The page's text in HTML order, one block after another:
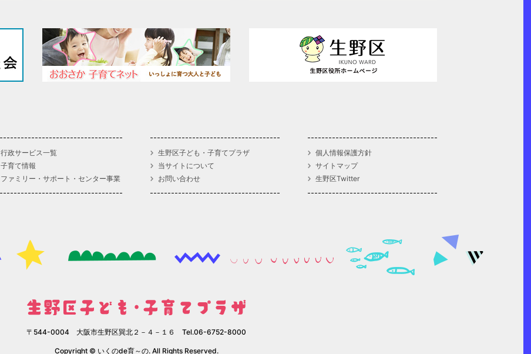
行政サービス一覧
子育て情報
ファミリー・サポート・センター事業
生野区子ども・子育てプラザ
当サイトについて
お問い合わせ
個人情報保護方針
サイトマップ
生野区Twitter
〒544-0004 大阪市生野区巽北２－４－１６ Tel.06-6752-8000
Copyright © いくのde育～の. All Rights Reserved.